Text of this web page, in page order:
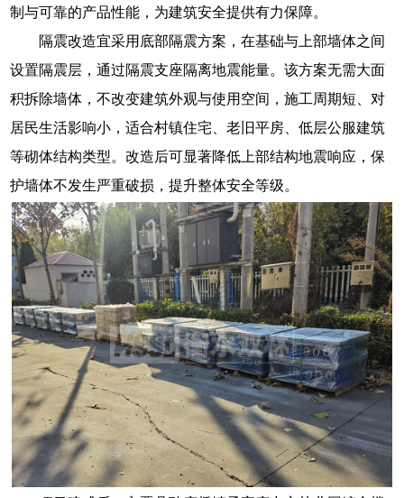
制与可靠的产品性能，为建筑安全提供有力保障。
隔震改造宜采用底部隔震方案，在基础与上部墙体之间
设置隔震层，通过隔震支座隔离地震能量。该方案无需大面
积拆除墙体，不改变建筑外观与使用空间，施工周期短、对
居民生活影响小，适合村镇住宅、老旧平房、低层公服建筑
等砌体结构类型。改造后可显著降低上部结构地震响应，保
护墙体不发生严重破损，提升整体安全等级。